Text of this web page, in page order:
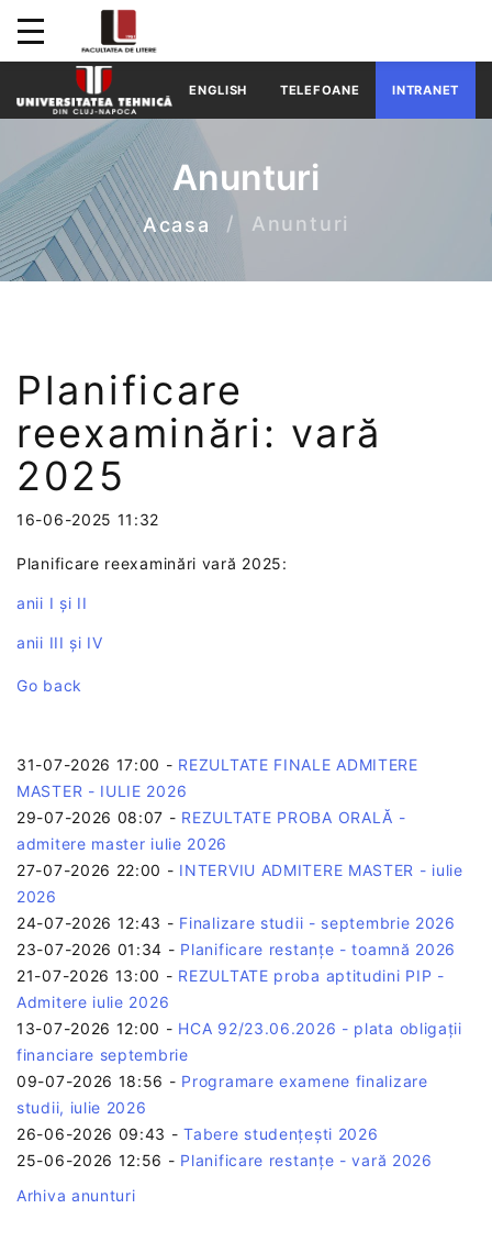
ENGLISH TELEFOANE INTRANET
Anunturi
Acasa Anunturi
Planificare
reexaminări: vară
2025
16-06-2025 11:32
Planificare reexaminări vară 2025:
anii I și II
anii III și IV
Go back
31-07-2026 17:00 - REZULTATE FINALE ADMITERE
MASTER - IULIE 2026
29-07-2026 08:07 - REZULTATE PROBA ORALĂ -
admitere master iulie 2026
27-07-2026 22:00 - INTERVIU ADMITERE MASTER - iulie
2026
24-07-2026 12:43 - Finalizare studii - septembrie 2026
23-07-2026 01:34 - Planificare restanțe - toamnă 2026
21-07-2026 13:00 - REZULTATE proba aptitudini PIP -
Admitere iulie 2026
13-07-2026 12:00 - HCA 92/23.06.2026 - plata obligații
financiare septembrie
09-07-2026 18:56 - Programare examene finalizare
studii, iulie 2026
26-06-2026 09:43 -Tabere studențești 2026
25-06-2026 12:56 - Planificare restanțe - vară 2026
Arhiva anunturi